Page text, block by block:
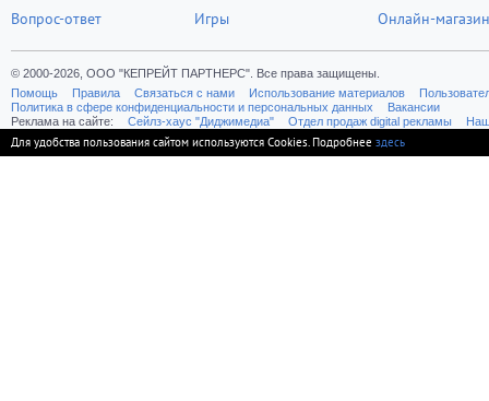
Вопрос-ответ
Игры
Онлайн-магазин
© 2000-2026, ООО "КЕПРЕЙТ ПАРТНЕРС". Все права защищены.
Помощь
Правила Связаться с нами Использование материалов
Политика в сфере конфиденциальности и персональных данных
Вакансии
Реклама на сайте:
Cейлз-хаус "Диджимедиа" Отдел продаж digital рекламы
Для удобства пользования сайтом используются Cookies. Подробнее здесь